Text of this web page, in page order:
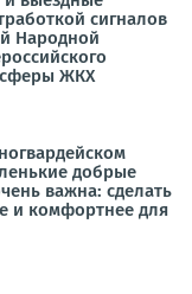
сигналов
Народной
сферы ЖКХ
добрые
важна: сделать
и комфортнее для